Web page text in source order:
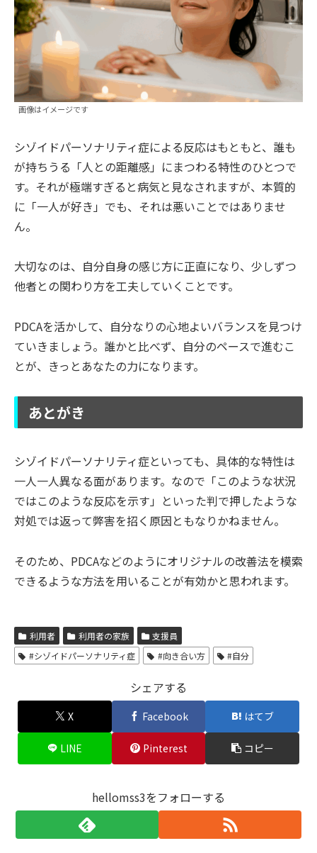
画像はイメージです
シゾイドパーソナリティ症による反応はもともと、誰も
が持ちうる「人との距離感」にまつわる特性のひとつで
す。それが極端すぎると病気と見なされますが、本質的
に「一人が好き」でも、それは悪いことではありませ
ん。
大切なのは、自分自身の感じ方に正直になり、少しずつ
他者との関わり方を工夫していくことです。
PDCAを活かして、自分なりの心地よいバランスを見つけ
ていきましょう。誰かと比べず、自分のペースで進むこ
とが、きっとあなたの力になります。
あとがき
シゾイドパーソナリティ症といっても、具体的な特性は
一人一人異なる面があります。なので「このような状況
ではこのような反応を示す」といった判で押したような
対処では返って弊害を招く原因ともなりかねません。
そのため、PDCAなどのようにオリジナルの改善法を模索
できるような方法を用いることが有効かと思われます。
利用者 利用者の家族
支援員
#シゾイドパーソナリティ症
#向き合い方 #自分
シェアする
X Facebook はてブ
LINE Pinterest コピー
hellomss3をフォローする